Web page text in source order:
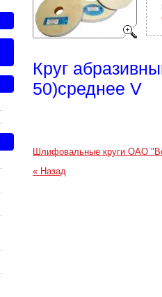
Круг
50)среднее V
Шлифовальные круги ОАО
« Назад